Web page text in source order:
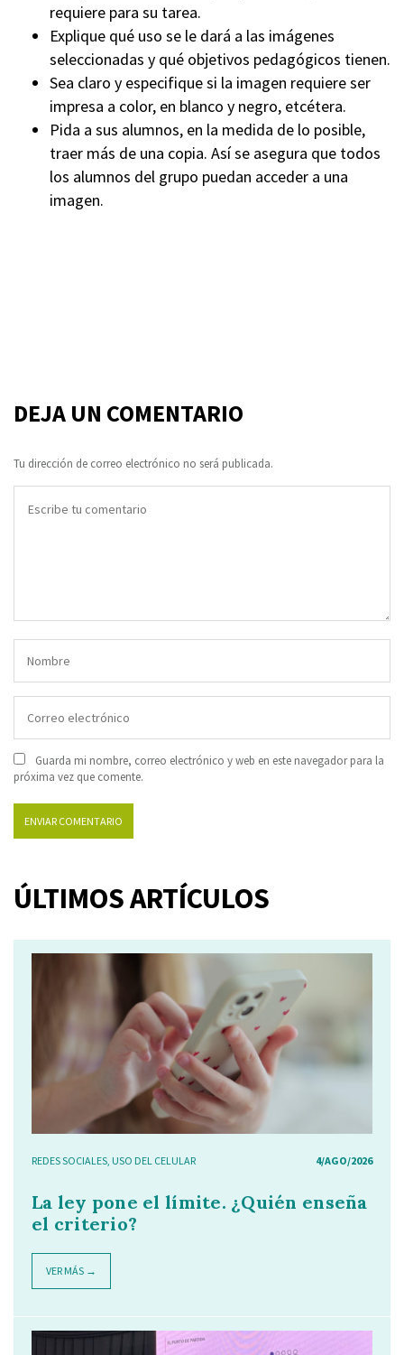
requiere para su tarea.
Explique qué uso se le dará a las imágenes
seleccionadas y qué objetivos pedagógicos tienen.
Sea claro y especifique si la imagen requiere ser
impresa a color, en blanco y negro, etcétera.
Pida a sus alumnos, en la medida de lo posible,
traer más de una copia. Así se asegura que todos
los alumnos del grupo puedan acceder a una
imagen.
DEJA UN COMENTARIO
Tu dirección de correo electrónico no será publicada.
Guarda mi nombre, correo electrónico y web en este navegador para la
próxima vez que comente.
ÚLTIMOS ARTÍCULOS
REDES SOCIALES, USO DEL CELULAR 4/AGO/2026
La ley pone el límite. ¿Quién enseña
el criterio?
VER MÁS →